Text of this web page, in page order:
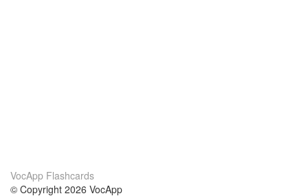
VocApp Flashcards
© Copyright 2026 VocApp